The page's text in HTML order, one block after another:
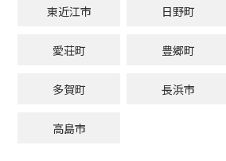
東近江市 日野町
愛荘町 豊郷町
多賀町 長浜市
高島市